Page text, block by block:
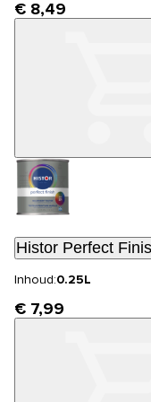
€ 8,49
Histor Perfect
Inhoud:0.25L
€ 7,99